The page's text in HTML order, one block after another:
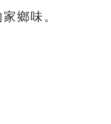
鄉味。